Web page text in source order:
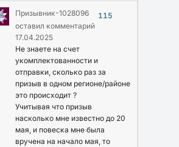
Призывник-1028096
115
оставил комментарий
17.04.2025
Не знаете на счет
укомплектованности и
отправки, сколько раз за
призыв в одном регионе/районе
это происходит ?
Учитывая что призыв
насколько мне известно до 20
мая, и повеска мне была
вручена на начало мая, то